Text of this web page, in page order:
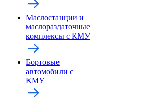
Маслостанции и
маслораздаточные
комплексы с КМУ
Бортовые
автомобили с
КМУ